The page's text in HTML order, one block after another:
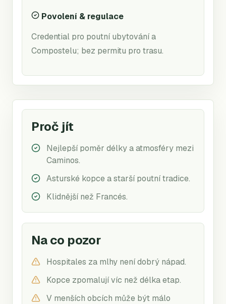
Povolení & regulace
Credential pro poutní ubytování a
Compostelu; bez permitu pro trasu.
Proč jít
Nejlepší poměr délky a atmosféry mezi
Caminos.
Asturské kopce a starší poutní tradice.
Klidnější než Francés.
Na co pozor
Hospitales za mlhy není dobrý nápad.
Kopce zpomalují víc než délka etap.
V menších obcích může být málo